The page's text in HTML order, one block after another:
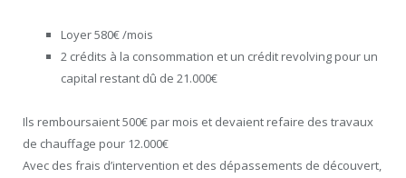
Loyer 580€ /mois
2 crédits à la consommation et un crédit revolving pour un
capital restant dû de 21.000€
Ils remboursaient 500€ par mois et devaient refaire des travaux
de chauffage pour 12.000€
Avec des frais d’intervention et des dépassements de découvert,